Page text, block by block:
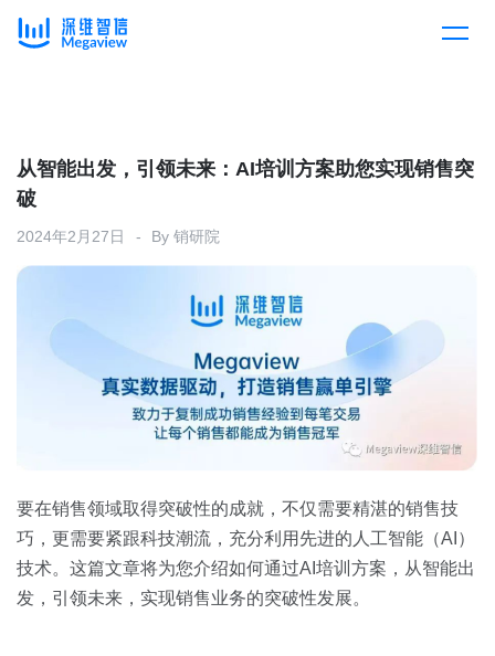
产品总览
产品集成
解决方案
按行业
教育
房地产
金融
客户案例
定价
资源中心
全部
白皮书
关于我们
预约演示
从智能出发，引领未来：AI培训方案助您实现销售突
破
2024年2月27日 By 销研院
要在销售领域取得突破性的成就，不仅需要精湛的销售技
巧，更需要紧跟科技潮流，充分利用先进的人工智能（AI）
技术。这篇文章将为您介绍如何通过AI培训方案，从智能出
发，引领未来，实现销售业务的突破性发展。